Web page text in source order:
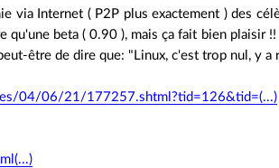
via Internet ( P2P plus exactement ) des
qu'une beta ( 0.90 ), mais ça fait bien plaisir
être de dire que: "Linux, c'est trop nul, y a
04/06/21/177257.shtml?tid=126&tid=(...)